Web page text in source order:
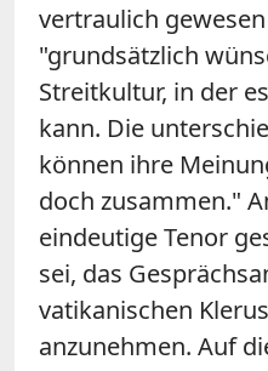
vertraulich
"grundsätzlich
Streitkultur, in der
kann. Die
können ihre
doch zusammen."
eindeutige Tenor
sei, das
vatikanischen
anzunehmen. Auf